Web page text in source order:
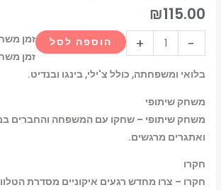
₪115.00
-
+ הוספה לסל
זמן
זמן
בלואי ומשפחתה, כולל צ'ילי, בינגו ובנדיט.
משחק שיתופי
משחק שיתופי – שחקו עם המשפחה והחברים
ואתגרים מרגשים.
חקרו
חקרו – צרו מחדש רגעים איקוניים מסדרת